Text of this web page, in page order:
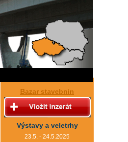
Bazar stavebnin
Výstavy a veletrhy
23.5. - 24.5.2025